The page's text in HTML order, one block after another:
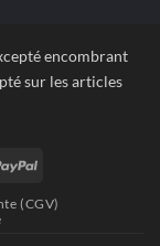
encombrant
sur les articles
PayPal
(CGV)